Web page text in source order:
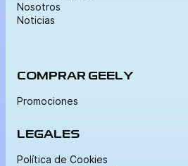
Nosotros
Noticias
COMPRAR GEELY
Promociones
LEGALES
Política de Cookies